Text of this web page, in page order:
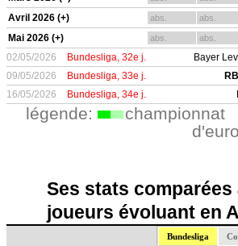
Avril 2026 (+) abs. abs.
Mai 2026 (+) abs. abs.
02/05/2026 Bundesliga, 32e j. Bayer
09/05/2026
Bundesliga, 33e j.
16/05/2026
Bundesliga, 34e j.
légende: championnat
Ses stats
joueurs évoluant en
Bundesliga